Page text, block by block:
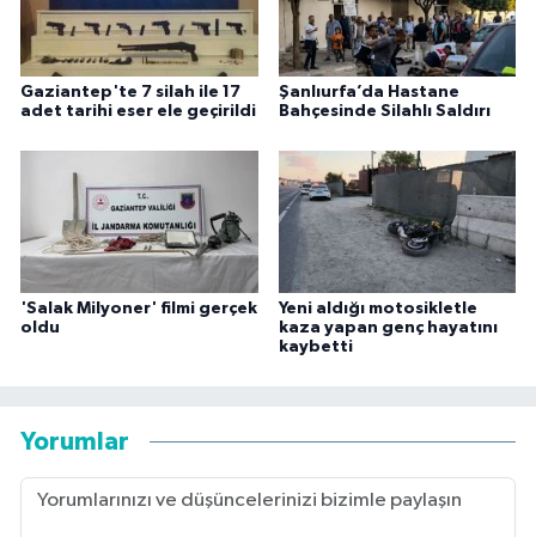
Gaziantep'te 7 silah ile 17
adet tarihi eser ele geçirildi
Şanlıurfa’da Hastane
Bahçesinde Silahlı Saldırı
'Salak Milyoner' filmi gerçek
oldu
Yeni aldığı motosikletle
kaza yapan genç hayatını
kaybetti
Yorumlar